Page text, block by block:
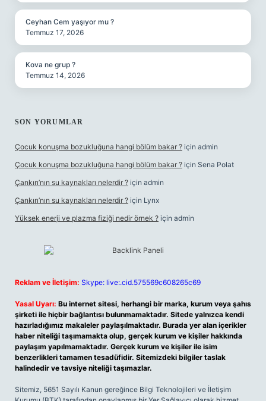
Ceyhan Cem yaşıyor mu ?
Temmuz 17, 2026
Kova ne grup ?
Temmuz 14, 2026
SON YORUMLAR
Çocuk konuşma bozukluğuna hangi bölüm bakar ? için admin
Çocuk konuşma bozukluğuna hangi bölüm bakar ? için Sena Polat
Çankırı’nın su kaynakları nelerdir ? için admin
Çankırı’nın su kaynakları nelerdir ? için Lynx
Yüksek enerji ve plazma fiziği nedir örnek ? için admin
Reklam ve İletişim: Skype: live:.cid.575569c608265c69
Yasal Uyarı: Bu internet sitesi, herhangi bir marka, kurum veya şahıs
şirketi ile hiçbir bağlantısı bulunmamaktadır. Sitede yalnızca kendi
hazırladığımız makaleler paylaşılmaktadır. Burada yer alan içerikler
haber niteliği taşımamakta olup, gerçek kurum ve kişiler hakkında
paylaşım yapılmamaktadır. Gerçek kurum ve kişiler ile isim
benzerlikleri tamamen tesadüfidir. Sitemizdeki bilgiler taslak
halindedir ve tavsiye niteliği taşımazlar.
Sitemiz, 5651 Sayılı Kanun gereğince Bilgi Teknolojileri ve İletişim